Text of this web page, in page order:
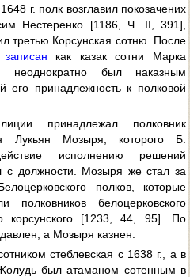
г. полк возглавил покозачених
Нестеренко [1186, Ч. II, 391],
третью Корсунская сотню. После
записан как казак сотни Марка
был наказным
его принадлежность к полковой
принадлежал полковник
Лукьян Мозыря, которого Б.
исполнению решений
с должности. Мозыря же стал за
полков, которые
белоцерковского
корсунского [1233, 44, 95]. По
а Мозыря казнен.
стеблевская с 1638 г., а в
был атаманом сотенным в